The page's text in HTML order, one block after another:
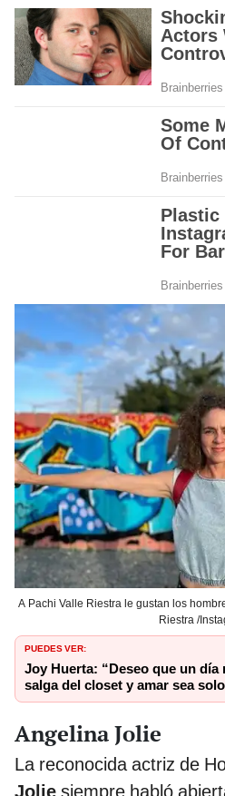
A Pachi Valle Riestra le gustan los
Riestra /
PUEDES VER:
Joy Huerta: “Deseo que un día
salga del closet y amar sea
Angelina Jolie
La reconocida actriz de